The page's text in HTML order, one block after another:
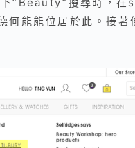
何能能位居於此。接